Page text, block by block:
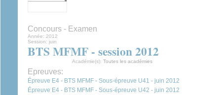
Concours - Examen
Année: 2012
Session: juin
BTS MFMF - session 2012
Académie(s): Toutes les académies
Epreuves:
Épreuve E4 - BTS MFMF - Sous-épreuve U41 - juin 2012
Épreuve E4 - BTS MFMF - Sous-épreuve U42 - juin 2012